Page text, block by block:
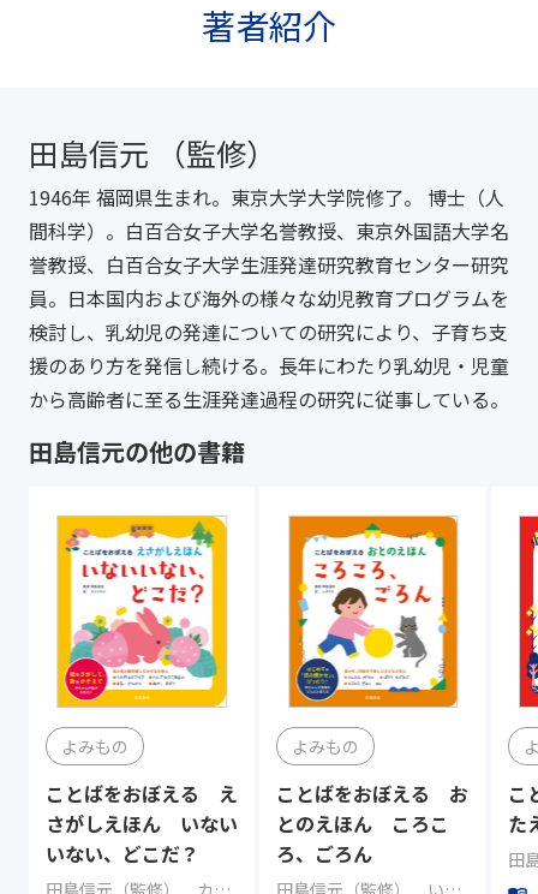
著者紹介
田島信元 （監修）
1946年 福岡県生まれ。東京大学大学院修了。 博士（人
間科学）。白百合女子大学名誉教授、東京外国語大学名
誉教授、白百合女子大学生涯発達研究教育センター研究
員。日本国内および海外の様々な幼児教育プログラムを
検討し、乳幼児の発達についての研究により、子育ち支
援のあり方を発信し続ける。長年にわたり乳幼児・児童
から高齢者に至る生涯発達過程の研究に従事している。
田島信元の他の書籍
よみもの
ことばをおぼえる え
さがしえほん いない
いない、どこだ？
田島信元（監修） カツキ ミオ（イラスト）
よみもの
ことばをおぼえる お
とのえほん ころこ
ろ、ごろん
田島信元（監修） いだ りえ（イラスト）
こ
た
田